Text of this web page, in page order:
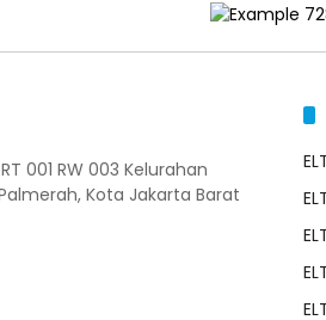
001 RW 003 Kelurahan
Kota Jakarta Barat